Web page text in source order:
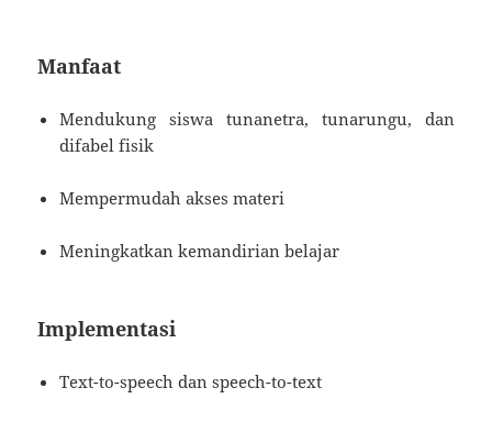
Manfaat
Mendukung siswa tunanetra, tunarungu, dan
difabel fisik
Mempermudah akses materi
Meningkatkan kemandirian belajar
Implementasi
Text-to-speech dan speech-to-text